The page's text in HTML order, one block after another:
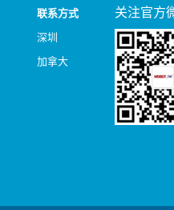
联系方式
深圳
加拿大
关注官方